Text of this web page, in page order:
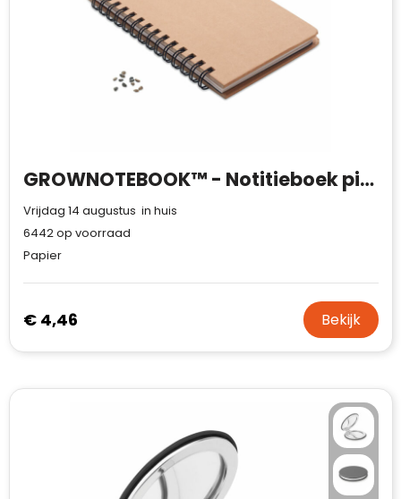
GROWNOTEBOOK™ - Notitieboek pijnboomzaad
Vrijdag 14 augustus in huis
6442op voorraad
Papier
€ 4,46 Bekijk